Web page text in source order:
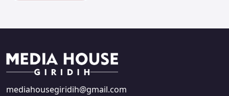
mediahousegiridih@gmail.com